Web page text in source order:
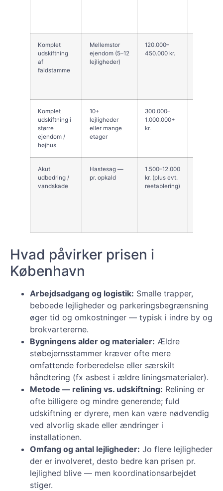
Komplet
udskiftning
af
faldstamme
Mellemstor
ejendom (5–12
lejligheder)
120.000–
450.000 kr.
Komplet
udskiftning i
større
ejendom /
højhus
10+
lejligheder
eller mange
etager
300.000–
1.000.000+
kr.
Akut
udbedring /
vandskade
Hastesag —
pr. opkald
1.500–12.000
kr. (plus evt.
reetablering)
Hvad påvirker prisen i
København
Arbejdsadgang og logistik: Smalle trapper,
beboede lejligheder og parkeringsbegrænsning
øger tid og omkostninger — typisk i indre by og
brokvartererne.
Bygningens alder og materialer: Ældre
støbejernsstammer kræver ofte mere
omfattende forberedelse eller særskilt
håndtering (fx asbest i ældre liningsmaterialer).
Metode — relining vs. udskiftning: Relining er
ofte billigere og mindre generende; fuld
udskiftning er dyrere, men kan være nødvendig
ved alvorlig skade eller ændringer i
installationen.
Omfang og antal lejligheder: Jo flere lejligheder
der er involveret, desto bedre kan prisen pr.
lejlighed blive — men koordinationsarbejdet
stiger.